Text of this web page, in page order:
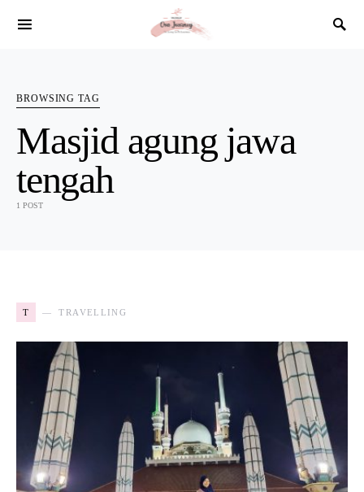
SEARCH FOR:
BROWSING TAG
Masjid agung jawa
tengah
1 POST
T TRAVELLING